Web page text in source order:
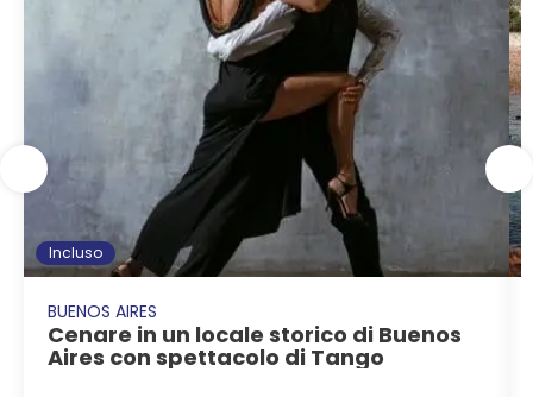
Incluso
BUENOS AIRES
Cenare in un locale storico di Buenos
Aires con spettacolo di Tango